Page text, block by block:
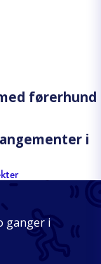
førerhund
i
ganger i